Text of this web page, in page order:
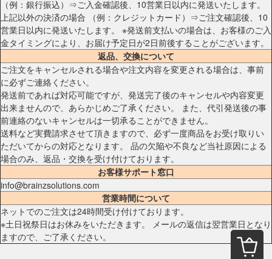
（例：銀行振込）⇒ご入金確認後、10営業日以内に発送いたします。
上記以外の決済の場合 （例：クレジットカード）⇒ご注文確認後、10
営業日以内に発送いたします。 ※発送前支払いの場合は、お客様のご入
金タイミングにより、お届け予定日が2日前後することがございます。
返品、交換について
ご注文をキャンセルされる場合や注文内容を変更される場合は、事前
に必ずご連絡ください。
発送前であれば対応可能ですが、発送完了後のキャンセルや内容変更
出来ませんので、あらかじめご了承ください。 また、代引発送後の事
前連絡のないキャンセルは一切承ることができません。
送料など実費請求させて頂きますので、必ず一度商品をお受け取りい
ただいてからの対応となります。 品の欠陥や不良など当社原因による
場合のみ、返品・交換を受け付けております。
お客様サポート窓口
info@brainzsolutions.com
営業時間について
ネットでのご注文は24時間受け付けております。
※土日祝祭日はお休みをいただきます。 メールの返信は翌営業日となり
ますので、ご了承ください。